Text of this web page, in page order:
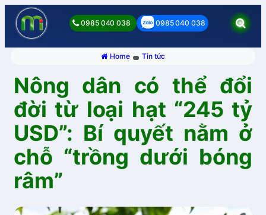
0985 040 038 0985 040 038
Home Tin tức
Nông dân có thể đổi
đời từ loại hạt “245 tỷ
USD”: Bí quyết nằm ở
chỗ “trồng dưới bóng
râm”